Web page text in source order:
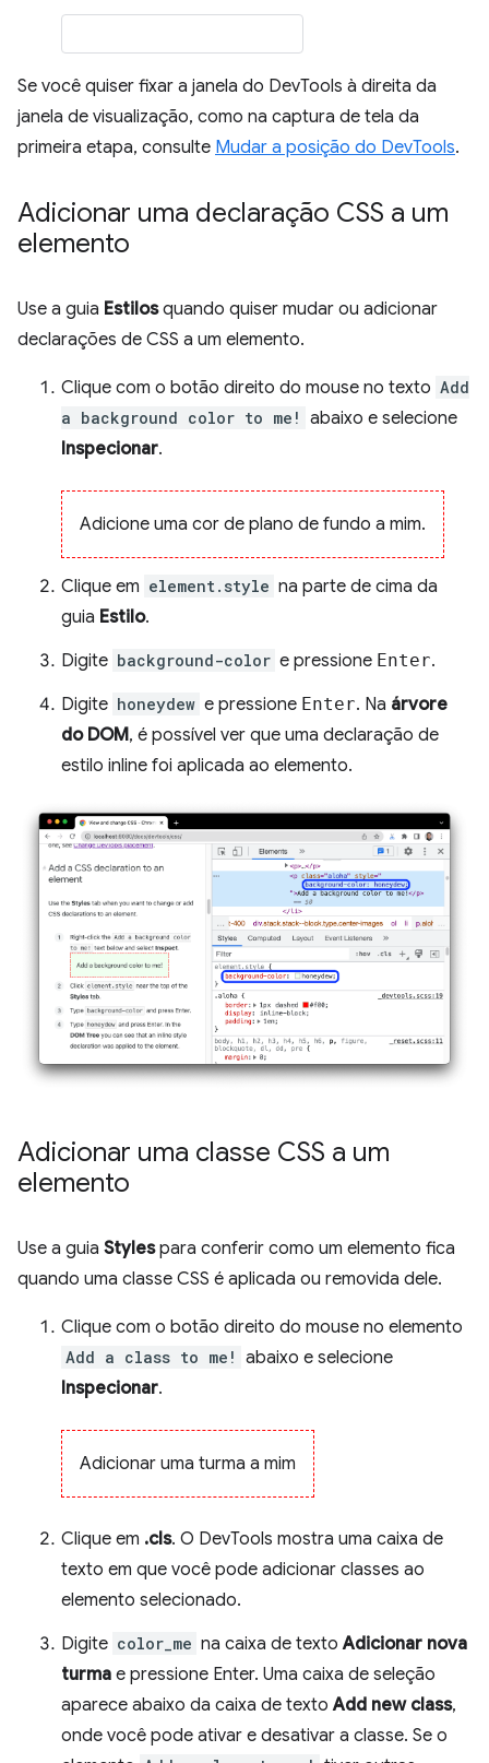
Se você quiser fixar a janela do DevTools à direita da
janela de visualização, como na captura de tela da
primeira etapa, consulte Mudar a posição do DevTools.
Adicionar uma declaração CSS a um
elemento
Use a guia Estilosquando quiser mudar ou adicionar
declarações de CSS a um elemento.
Clique com o botão direito do mouse no texto Add
a background color to me! abaixo e selecione
Inspecionar.
Adicione uma cor de plano de fundo a mim.
Clique em element.style na parte de cima da
guia Estilo.
Digite background-color e pressione Enter.
Digite honeydew e pressione Enter. Na árvore
do DOM, é possível ver que uma declaração de
estilo inline foi aplicada ao elemento.
Adicionar uma classe CSS a um
elemento
Use a guia Stylespara conferir como um elemento fica
quando uma classe CSS é aplicada ou removida dele.
Clique com o botão direito do mouse no elemento
Add a class to me! abaixo e selecione
Inspecionar.
Adicionar uma turma a mim
Clique em .cls. O DevTools mostra uma caixa de
texto em que você pode adicionar classes ao
elemento selecionado.
Digite color_me na caixa de textoAdicionar nova
turma e pressione Enter. Uma caixa de seleção
aparece abaixo da caixa de textoAdd new class,
onde você pode ativar e desativar a classe. Se o